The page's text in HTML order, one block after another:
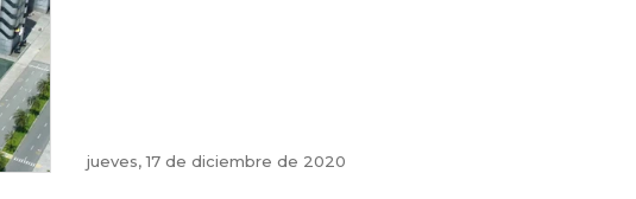
jueves, 17 de diciembre de 2020